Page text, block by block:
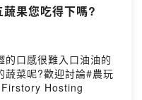
果您吃得下嗎?
的口感很難入口油油的
蔬菜呢?歡迎討論#農玩
Hosting